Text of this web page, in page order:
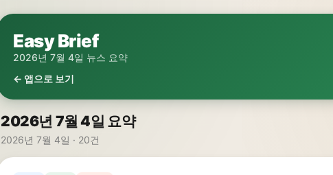
Easy Brief
2026년 7월 4일 뉴스 요약
← 앱으로 보기
2026년 7월 4일 요약
2026년 7월 4일 · 20건